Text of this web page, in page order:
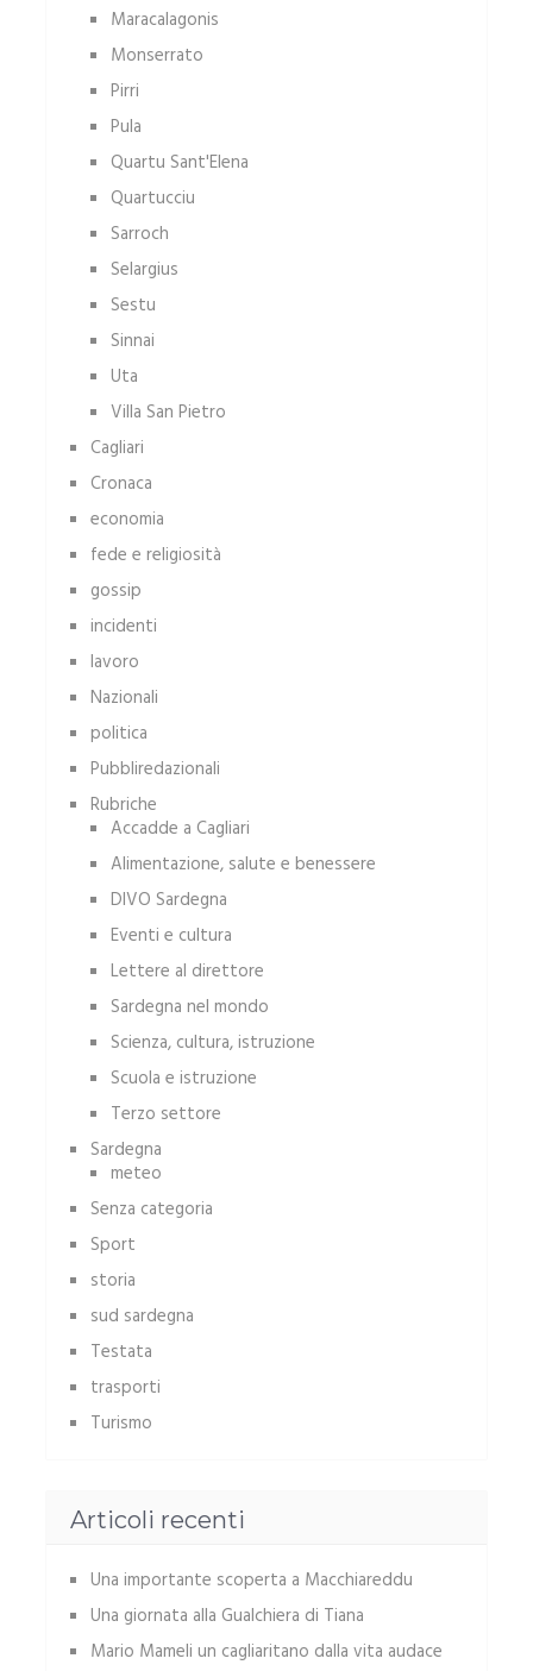
Maracalagonis
Monserrato
Pirri
Pula
Quartu Sant'Elena
Quartucciu
Sarroch
Selargius
Sestu
Sinnai
Uta
Villa San Pietro
Cagliari
Cronaca
economia
fede e religiosità
gossip
incidenti
lavoro
Nazionali
politica
Pubbliredazionali
Rubriche
Accadde a Cagliari
Alimentazione, salute e benessere
DIVO Sardegna
Eventi e cultura
Lettere al direttore
Sardegna nel mondo
Scienza, cultura, istruzione
Scuola e istruzione
Terzo settore
Sardegna
meteo
Senza categoria
Sport
storia
sud sardegna
Testata
trasporti
Turismo
Articoli recenti
Una importante scoperta a Macchiareddu
Una giornata alla Gualchiera di Tiana
Mario Mameli un cagliaritano dalla vita audace